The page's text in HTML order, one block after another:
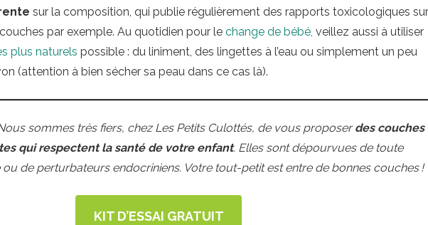
sur la composition, qui publie régulièrement des rapports toxicologiques sur
par exemple. Au quotidien pour le change de bébé, veillez aussi à utiliser
plus naturels possible : du liniment, des lingettes à l’eau ou simplement un peu
(attention à bien sécher sa peau dans ce cas là).
sommes très fiers, chez Les Petits Culottés, de vous proposerdes couches
qui respectent la santé de votre enfant. Elles sont dépourvues de toute
de perturbateurs endocriniens. Votre tout-petit est entre de bonnes couches !
KIT D’ESSAI GRATUIT